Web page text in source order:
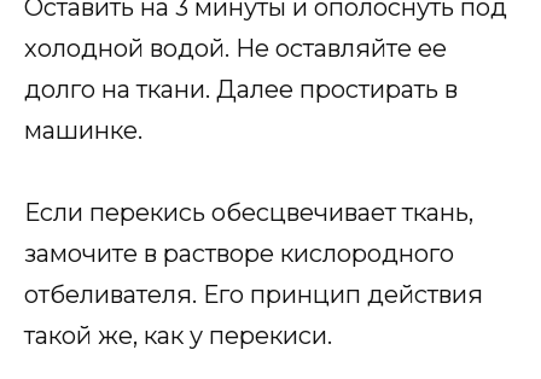
Оставить на 3 минуты и ополоснуть под
холодной водой. Не оставляйте ее
долго на ткани. Далее простирать в
машинке.
Если перекись обесцвечивает ткань,
замочите в растворе кислородного
отбеливателя. Его принцип действия
такой же, как у перекиси.